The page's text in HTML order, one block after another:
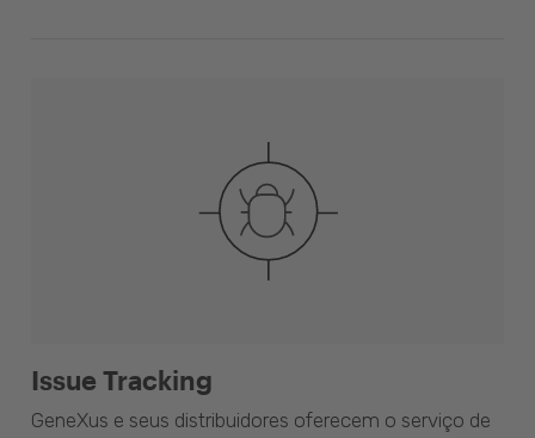
Issue Tracking
GeneXus e seus distribuidores oferecem o serviço de